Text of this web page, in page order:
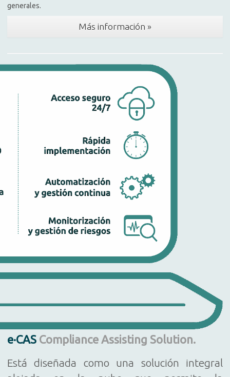
generales.
Más información »
e·CAS Compliance Assisting Solution.
Está diseñada como una solución integral